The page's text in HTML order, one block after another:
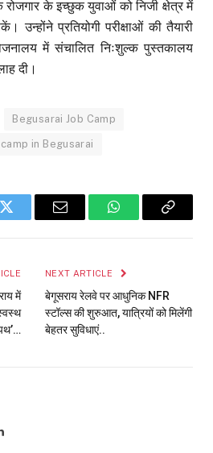
रोजगार के इच्छुक युवाओं को निजी क्षेत्र में
प्रतियोगी परीक्षाओं की तैयारी
में संचालित निःशुल्क पुस्तकालय
दी।
Begusarai Job Camp
in Begusarai
Twitter Email WhatsAppCopy
में
NEXT ARTICLE
बेगूसराय रेलवे पर आधुनिक NFR
स्टॉल्स की शुरुआत, यात्रियों को मिलेंगी
बेहतर सुविधाएं..
LinkedIn